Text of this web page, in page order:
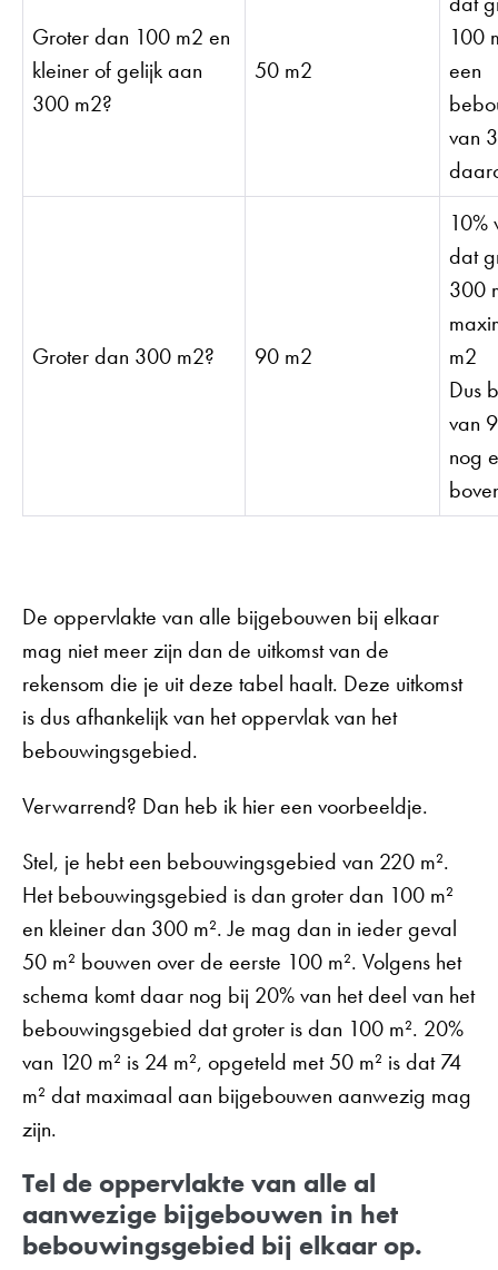
Groter dan 100 m2 en
kleiner of gelijk aan
300 m2?
50 m2
100
een
van
Groter dan 300 m2? 90 m2
10%
dat
300
m2
Dus
van
nog
De oppervlakte van alle bijgebouwen bij elkaar
mag niet meer zijn dan de uitkomst van de
rekensom die je uit deze tabel haalt. Deze uitkomst
is dus afhankelijk van het oppervlak van het
bebouwingsgebied.
Verwarrend? Dan heb ik hier een voorbeeldje.
Stel, je hebt een bebouwingsgebied van 220 m².
Het bebouwingsgebied is dan groter dan 100 m²
en kleiner dan 300 m². Je mag dan in ieder geval
50 m² bouwen over de eerste 100 m². Volgens het
schema komt daar nog bij 20% van het deel van het
bebouwingsgebied dat groter is dan 100 m². 20%
van 120 m² is 24 m², opgeteld met 50 m² is dat 74
m² dat maximaal aan bijgebouwen aanwezig mag
zijn.
Tel de oppervlakte van alle al
aanwezige bijgebouwen in het
bebouwingsgebied bij elkaar op.